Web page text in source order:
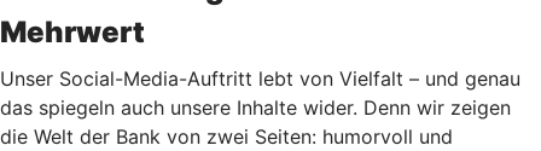
Mehrwert
Unser Social-Media-Auftritt lebt von Vielfalt – und genau
das spiegeln auch unsere Inhalte wider. Denn wir zeigen
die Welt der Bank von zwei Seiten: humorvoll und